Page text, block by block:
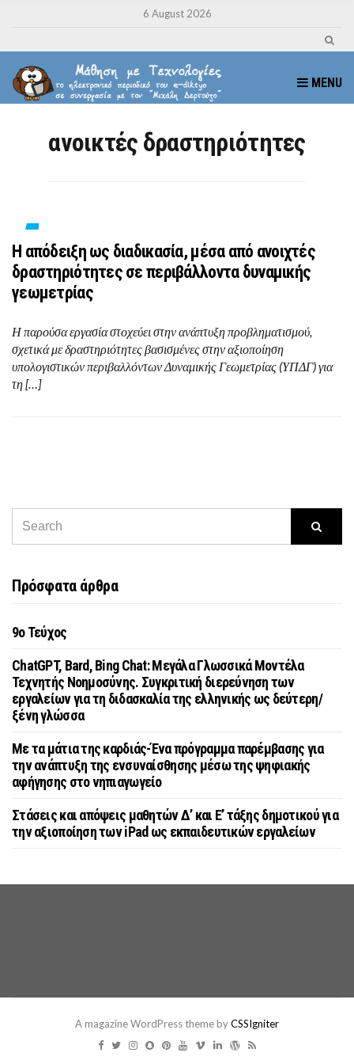
6 August 2026
MENU
ανοικτές δραστηριότητες
Η απόδειξη ως διαδικασία, μέσα από ανοιχτές
δραστηριότητες σε περιβάλλοντα δυναμικής
γεωμετρίας
Η παρούσα εργασία στοχεύει στην ανάπτυξη προβληματισμού,
σχετικά με δραστηριότητες βασισμένες στην αξιοποίηση
υπολογιστικών περιβαλλόντων Δυναμικής Γεωμετρίας (ΥΠΔΓ) για
τη […]
Πρόσφατα άρθρα
9o Τεύχος
ChatGPT, Bard, Bing Chat: Μεγάλα Γλωσσικά Μοντέλα
Τεχνητής Νοημοσύνης. Συγκριτική διερεύνηση των
εργαλείων για τη διδασκαλία της ελληνικής ως δεύτερη/
ξένη γλώσσα
Με τα μάτια της καρδιάς-Ένα πρόγραμμα παρέμβασης για
την ανάπτυξη της ενσυναίσθησης μέσω της ψηφιακής
αφήγησης στο νηπιαγωγείο
Στάσεις και απόψεις μαθητών Δ’ και Ε’ τάξης δημοτικού για
την αξιοποίηση των iPad ως εκπαιδευτικών εργαλείων
A magazine WordPress theme byCSSIgniter